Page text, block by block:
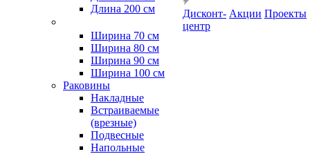
Длина 200 см
Ширина 70 см
Ширина 80 см
Ширина 90 см
Ширина 100 см
Раковины
Накладные
Встраиваемые
(врезные)
Подвесные
Напольные
Дисконт-
центр
Акции Проекты